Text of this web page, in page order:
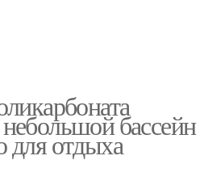
бассейн
для отдыха